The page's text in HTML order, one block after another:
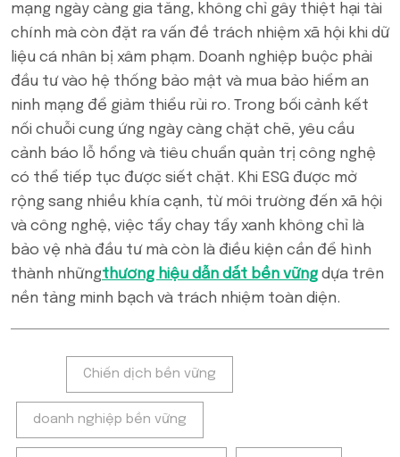
mạng ngày càng gia tăng, không chỉ gây thiệt hại tài
chính mà còn đặt ra vấn đề trách nhiệm xã hội khi dữ
liệu cá nhân bị xâm phạm. Doanh nghiệp buộc phải
đầu tư vào hệ thống bảo mật và mua bảo hiểm an
ninh mạng để giảm thiểu rủi ro. Trong bối cảnh kết
nối chuỗi cung ứng ngày càng chặt chẽ, yêu cầu
cảnh báo lỗ hổng và tiêu chuẩn quản trị công nghệ
có thể tiếp tục được siết chặt. Khi ESG được mở
rộng sang nhiều khía cạnh, từ môi trường đến xã hội
và công nghệ, việc tẩy chay tẩy xanh không chỉ là
bảo vệ nhà đầu tư mà còn là điều kiện cần để hình
thành nhữngthương hiệu dẫn dắt bền vững dựa trên
nền tảng minh bạch và trách nhiệm toàn diện.
Chiến dịch bền vững
doanh nghiệp bền vững